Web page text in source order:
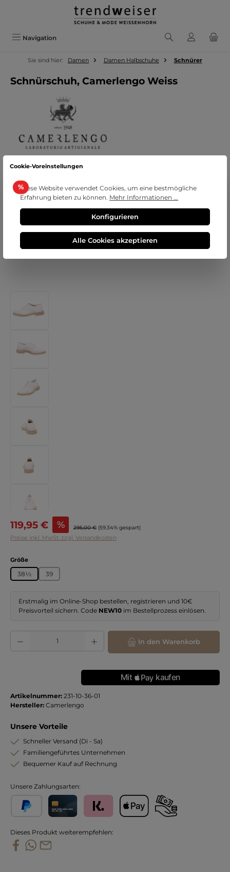
Zum Hauptinhalt springen
Navigation
Sie sind hier: Damen Damen Halbschuhe Schnürer
Schnürschuh, Camerlengo Weiss
Bildergalerie überspringen
%Rabatt
Verkaufspreis:
119,95 € % Regulärer Preis:
295,00 € (59.34% gespart)
Preise inkl. MwSt. zzgl. Versandkosten
Größeauswählen
38½ 39
Erstmalig im Online-Shop bestellen, registrieren und 10€
Preisvorteil sichern. Code NEW10 im Bestellprozess einlösen.
Produkt Anzahl: Gib den gewünschten Wert ein oder benutze die
In den Warenkorb
Artikelnummer: 231-10-36-01
Hersteller: Camerlengo
Unsere Vorteile
Schneller Versand (Di - Sa)
Familiengeführtes Unternehmen
Bequemer Kauf auf Rechnung
Unsere Zahlungsarten:
Dieses Produkt weiterempfehlen:
Cookie-Voreinstellungen
Diese Website verwendet Cookies, um eine bestmögliche
Erfahrung bieten zu können. Mehr Informationen ...
Konfigurieren
Alle Cookies akzeptieren